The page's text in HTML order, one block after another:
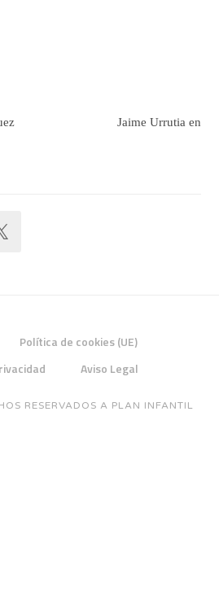
Jaime Urrutia en
Política de cookies (UE)
Aviso Legal
RESERVADOS A PLAN INFANTIL